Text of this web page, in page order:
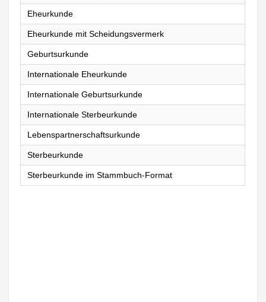
Eheurkunde
Eheurkunde mit Scheidungsvermerk
Geburtsurkunde
Internationale Eheurkunde
Internationale Geburtsurkunde
Internationale Sterbeurkunde
Lebenspartnerschaftsurkunde
Sterbeurkunde
Sterbeurkunde im Stammbuch-Format